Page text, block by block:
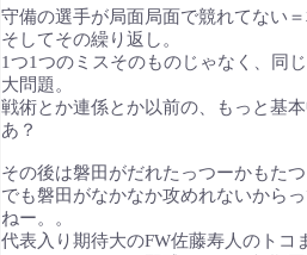
守備の選手が局面局面で競れてない
そしてその繰り返し。
1つ1つのミスそのものじゃなく、同
大問題。
戦術とか連係とか以前の、もっと基
あ？
その後は磐田がだれたっつーかもた
でも磐田がなかなか攻めれないから
ねー。。
代表入り期待大のFW佐藤寿人のト